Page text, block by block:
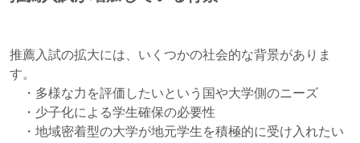
推薦入試の拡大には、いくつかの社会的な背景がありま
す。
・多様な力を評価したいという国や大学側のニーズ
・少子化による学生確保の必要性
・地域密着型の大学が地元学生を積極的に受け入れたい